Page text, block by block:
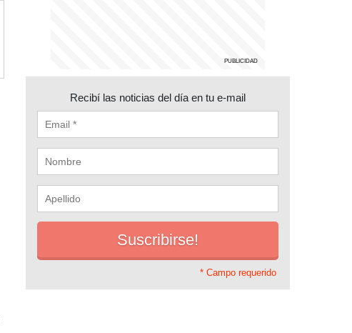
Recibí las noticias del día en tu e-mail
* Campo requerido